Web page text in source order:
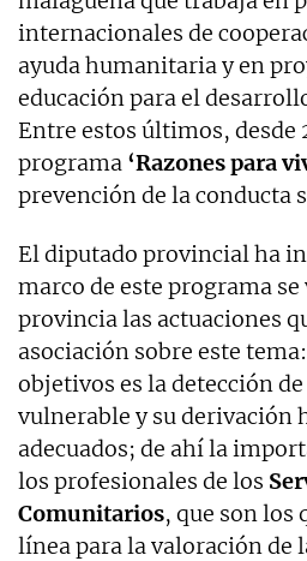
internacionales de
ayuda humanitaria y en
educación para el
Entre estos últimos, desde
programa ‘Razones para
prevención de la conducta
El diputado provincial ha
marco de este programa
provincia las actuaciones
asociación sobre este
objetivos es la detección
vulnerable y su derivación
adecuados; de ahí la
los profesionales de los
Comunitarios, que son los
línea para la valoración de